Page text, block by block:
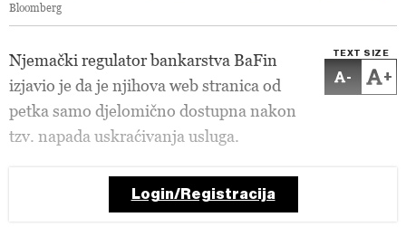
Bloomberg
TEXT SIZE
- +
Njemački regulator bankarstva BaFin
izjavio je da je njihova web stranica od
petka samo djelomično dostupna nakon
tzv. napada uskraćivanja usluga.
Login/Registracija